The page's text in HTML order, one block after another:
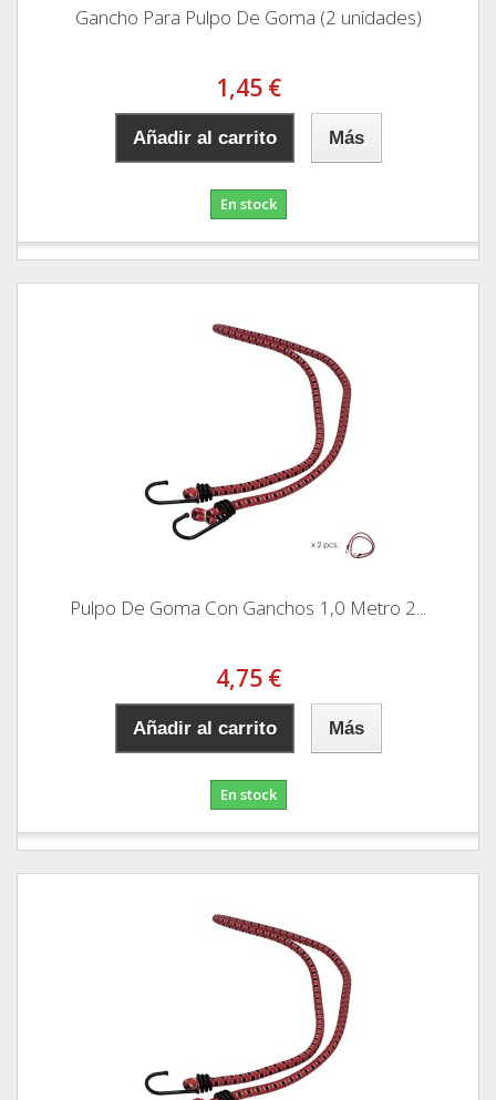
Gancho Para Pulpo De Goma (2 unidades)
1,45 €
Añadir al carrito Más
En stock
Pulpo De Goma Con Ganchos 1,0 Metro 2...
4,75 €
Añadir al carrito Más
En stock